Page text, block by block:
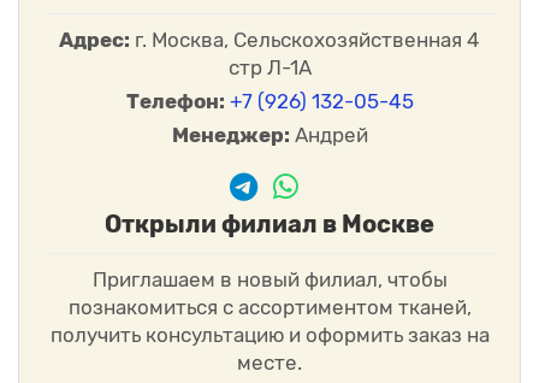
Адрес: г. Москва, Сельскохозяйственная 4
стр Л-1А
Телефон: +7 (926) 132-05-45
Менеджер: Андрей
Открыли филиал в Москве
Приглашаем в новый филиал, чтобы
познакомиться с ассортиментом тканей,
получить консультацию и оформить заказ на
месте.